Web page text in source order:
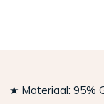
★ Materiaal: 95%